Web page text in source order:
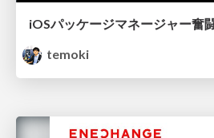
iOSパッケージマネージャー奮
temoki